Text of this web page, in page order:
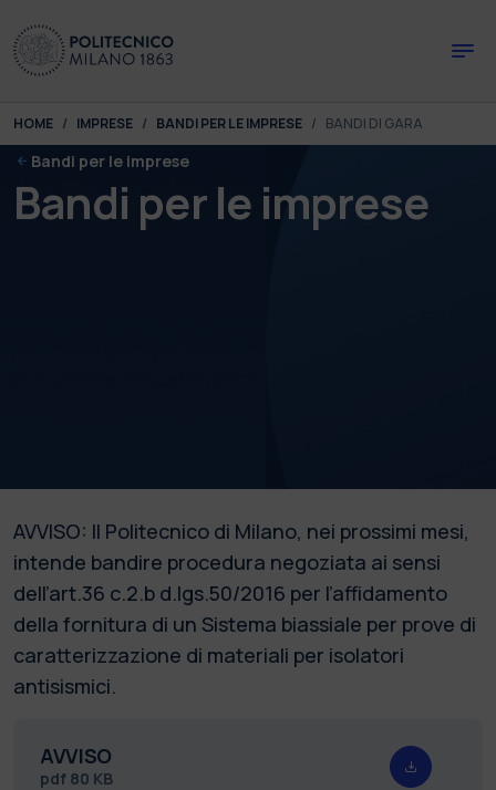
You are here:
HOME IMPRESE BANDI PER LE IMPRESE BANDI DI GARA
Bandi per le imprese
Bandi per le imprese
AVVISO: Il Politecnico di Milano, nei prossimi mesi,
intende bandire procedura negoziata ai sensi
dell’art.36 c.2.b d.lgs.50/2016 per l’affidamento
della fornitura di un Sistema biassiale per prove di
caratterizzazione di materiali per isolatori
antisismici.
AVVISO
pdf 80 KB